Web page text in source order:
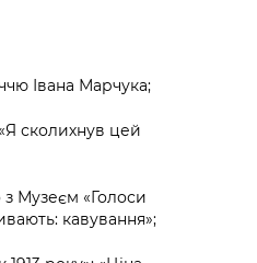
Івана Марчука;
сколихнув цей
з Музеєм «Голоси
кавування»;